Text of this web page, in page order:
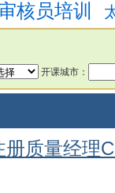
核员培训
开课城市：
册质量经理